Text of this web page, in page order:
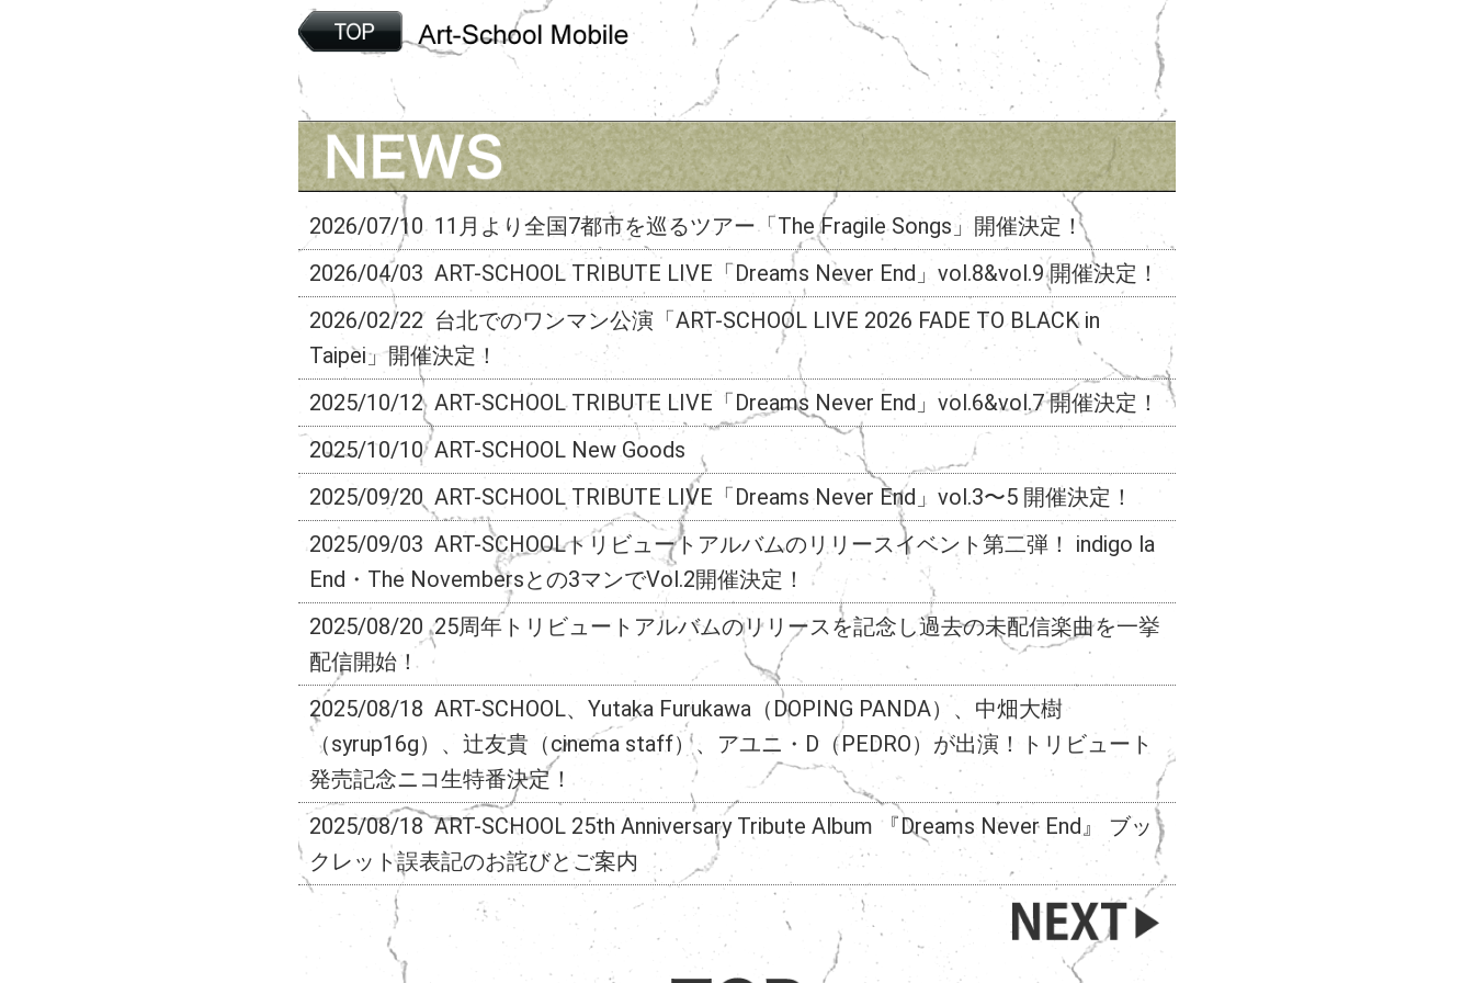
2026/07/10 11月より全国7都市を巡るツアー「The Fragile Songs」開催決定！
2026/04/03 ART-SCHOOL TRIBUTE LIVE「Dreams Never End」vol.8&vol.9 開催決定！
2026/02/22 台北でのワンマン公演「ART-SCHOOL LIVE 2026 FADE TO BLACK in
Taipei」開催決定！
2025/10/12 ART-SCHOOL TRIBUTE LIVE「Dreams Never End」vol.6&vol.7 開催決定！
2025/10/10 ART-SCHOOL New Goods
2025/09/20 ART-SCHOOL TRIBUTE LIVE「Dreams Never End」vol.3〜5 開催決定！
2025/09/03 ART-SCHOOLトリビュートアルバムのリリースイベント第二弾！ indigo la
End・The Novembersとの3マンでVol.2開催決定！
2025/08/20 25周年トリビュートアルバムのリリースを記念し過去の未配信楽曲を一挙
配信開始！
2025/08/18 ART-SCHOOL、Yutaka Furukawa（DOPING PANDA）、中畑大樹
（syrup16g）、辻友貴（cinema staff）、アユニ・D（PEDRO）が出演！トリビュート
発売記念ニコ生特番決定！
2025/08/18 ART-SCHOOL 25th Anniversary Tribute Album 『Dreams Never End』 ブッ
クレット誤表記のお詫びとご案内